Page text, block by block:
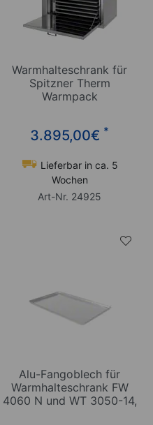
Warmhalteschrank für
Spitzner Therm
Warmpack
3.895,00€ *
Lieferbar in ca. 5
Wochen
Art-Nr. 24925
Alu-Fangoblech für
Warmhalteschrank FW
4060 N und WT 3050-14,